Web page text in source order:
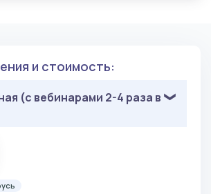
и стоимость:
(с вебинарами 2-4 раза в